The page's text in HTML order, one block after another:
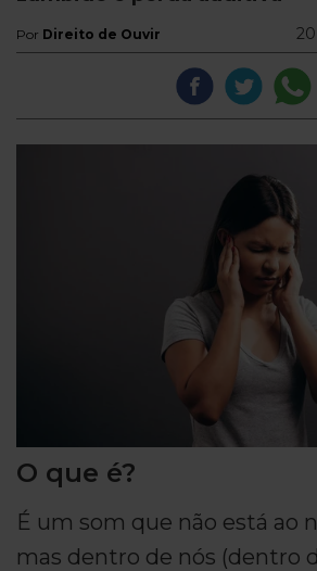
Por Direito de Ouvir
O que é?
É um som que não está ao
mas dentro de nós (dentro